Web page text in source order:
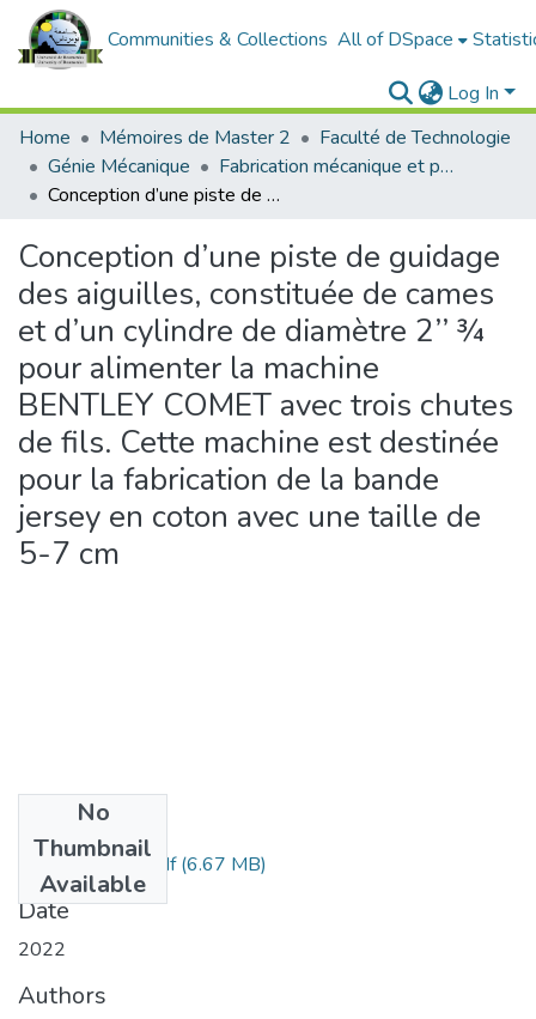
Communities & Collections All of DSpace
Log In
Home
Mémoires de Master 2
Faculté de Technologie
Génie Mécanique
Fabrication mécanique et productique
Conception d’une piste de guidage des aiguilles, constituée de cames et d’un cylindre de diamètre 2’’ ¾ pour alimenter la machine BENTLEY COMET avec trois chutes de fils. Cette machine est destinée pour la fabrication de la bande jersey en coton avec une taille de 5-7 cm
Conception d’une piste de guidage
des aiguilles, constituée de cames
et d’un cylindre de diamètre 2’’ ¾
pour alimenter la machine
BENTLEY COMET avec trois chutes
de fils. Cette machine est destinée
pour la fabrication de la bande
jersey en coton avec une taille de
5-7 cm
No
Thumbnail
Available
Bouyahia, Ishak.pdf(6.67 MB)
Date
2022
Authors